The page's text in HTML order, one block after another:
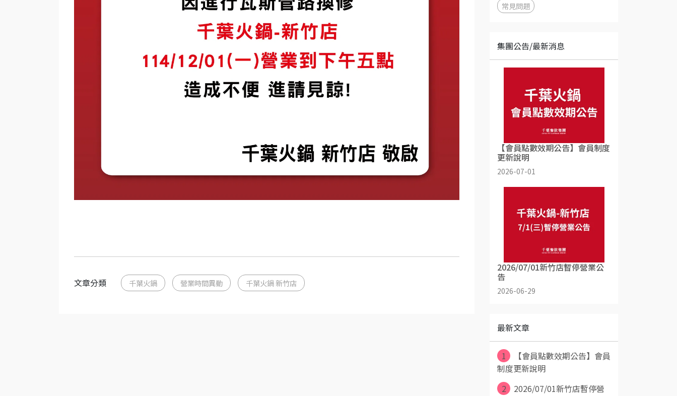
文章分類 千葉火鍋 營業時間異動 千葉火鍋 新竹店
常見問題
集團公告/最新消息
【會員點數效期公告】會員制度
更新說明
2026-07-01
2026/07/01新竹店暫停營業公
告
2026-06-29
最新文章
1
【會員點數效期公告】會員
制度更新說明
2
2026/07/01新竹店暫停營